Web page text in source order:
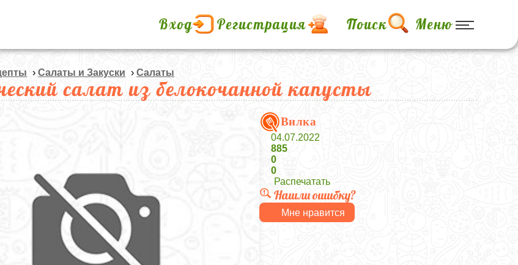
Вход Регистрация Поиск Меню
›Салаты и Закуски ›Салаты
салат из белокочанной капусты
Вилка
04.07.2022
885
0
0
Распечатать
Нашли ошибку?
Мне нравится